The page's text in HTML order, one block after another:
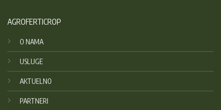
AGROFERTICROP
O NAMA
USLUGE
AKTUELNO
PARTNERI